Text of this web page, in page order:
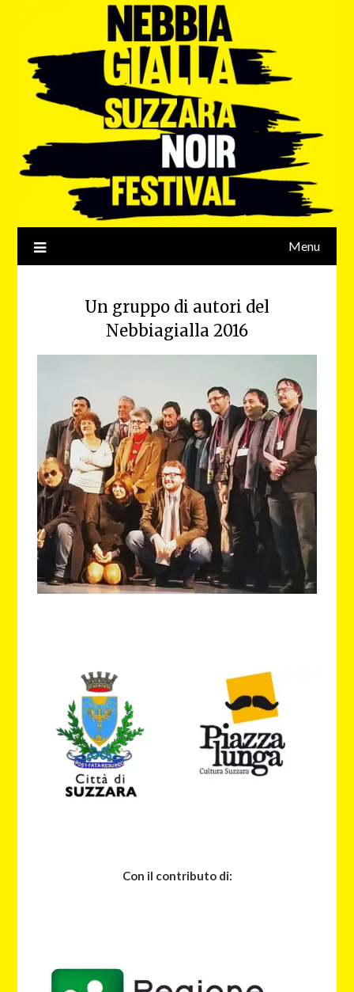
Menu
Un gruppo di autori del
Nebbiagialla 2016
Con il contributo di: